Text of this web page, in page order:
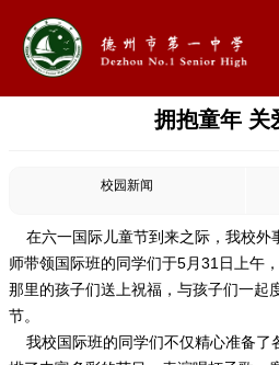
拥抱童年 关
校园新闻
在六一国际儿童节到来之际，我校外
师带领国际班的同学们于5月31日上午
那里的孩子们送上祝福，与孩子们一起
节。
我校国际班的同学们不仅精心准备了
学校概况
 信息公开
 教学教研
 最新公告